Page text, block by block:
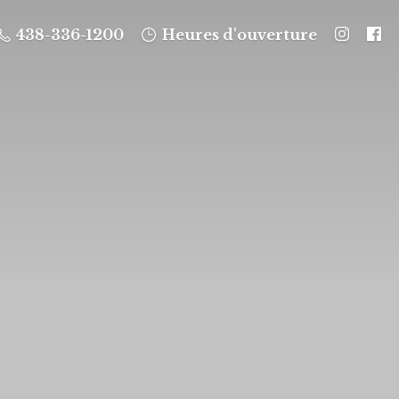
438-336-1200 Heures d'ouverture